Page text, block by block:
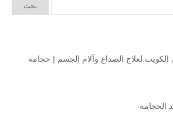
لعلاج الصداع وآلام الجسم | حجامة
الحجامة